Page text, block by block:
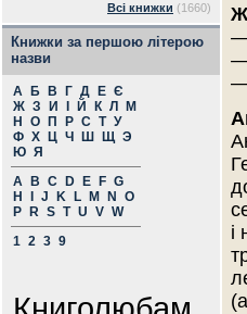
Всі книжки (1660)
Книжки за першою літерою
назви
А Б В Г Д Е Є
Ж З И Й К Л
М
Н
О П Р С Т У
Ф Х Ц Ч Ш Щ Э
Ю Я
A
B C D E F G
H
J K L M N
O
P
R S T U V W
1 2 3 9
і